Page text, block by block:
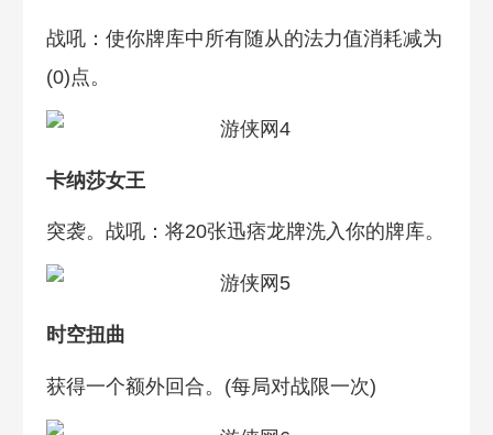
战吼：使你牌库中所有随从的法力值消耗减为
(0)点。
卡纳莎女王
突袭。战吼：将20张迅痞龙牌洗入你的牌库。
时空扭曲
获得一个额外回合。(每局对战限一次)